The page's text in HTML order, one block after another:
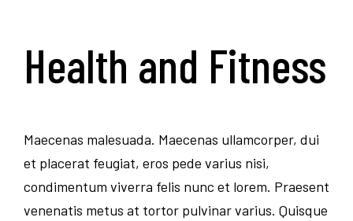
Health and Fitness
Maecenas malesuada. Maecenas ullamcorper, dui
et placerat feugiat, eros pede varius nisi,
condimentum viverra felis nunc et lorem. Praesent
venenatis metus at tortor pulvinar varius. Quisque